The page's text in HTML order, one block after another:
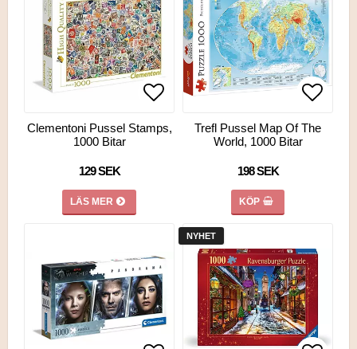
Lägg till i favoritlistan
Lägg till i favoritlistan
Clementoni Pussel Stamps,
1000 Bitar
129 SEK
LÄS MER
Lägg
Lägg
Trefl Pussel Map Of The
World, 1000 Bitar
198 SEK
KÖP
NYHET